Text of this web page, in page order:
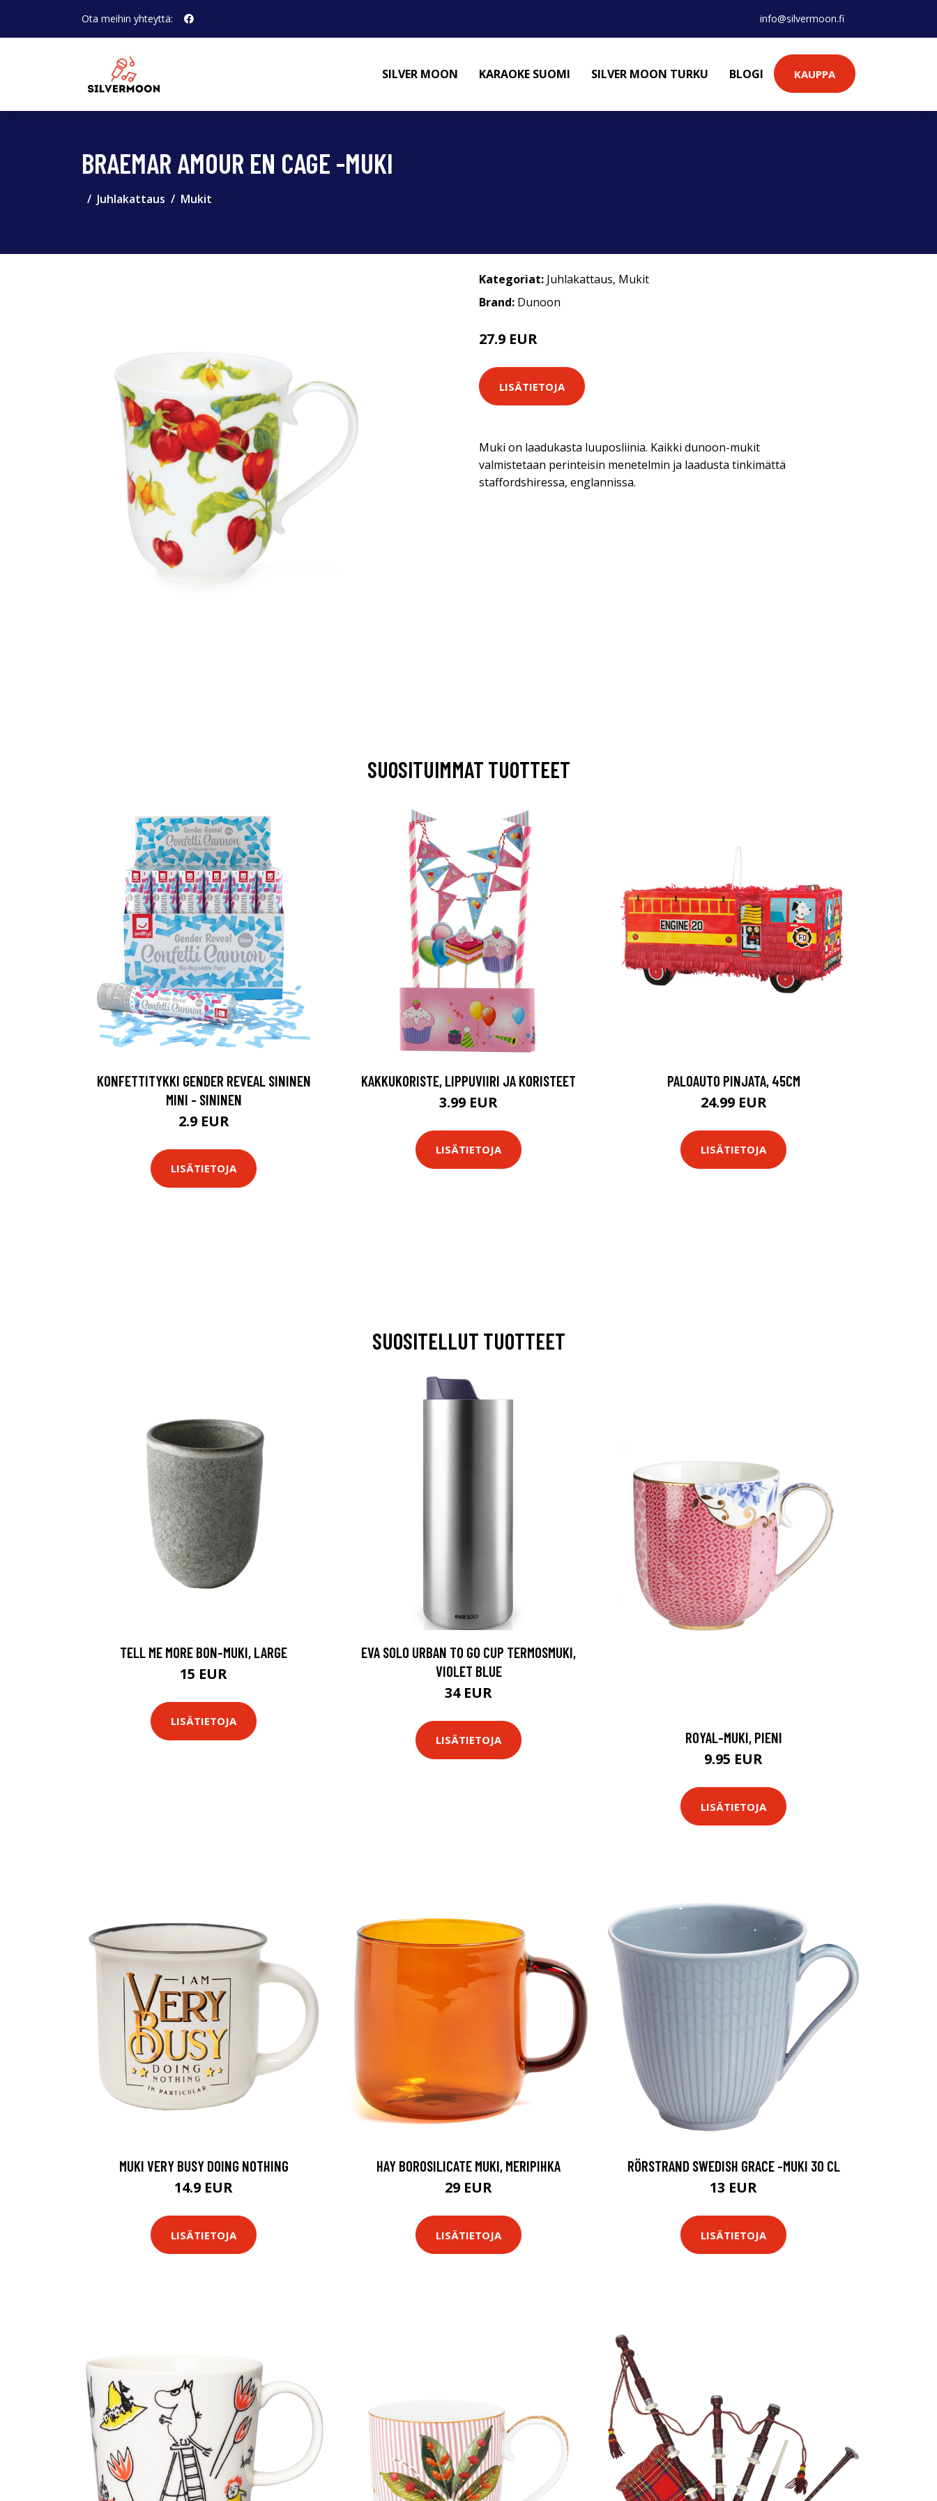
Ota meihin yhteyttä: info@silvermoon.fi
SILVER MOON KARAOKE SUOMI SILVER MOON TURKU BLOGI KAUPPA
BRAEMAR AMOUR EN CAGE -MUKI
Juhlakattaus Mukit
Kategoriat: Juhlakattaus, Mukit
Brand: Dunoon
27.9 EUR
LISÄTIETOJA
Muki on laadukasta luuposliinia. Kaikki dunoon-mukit
valmistetaan perinteisin menetelmin ja laadusta tinkimättä
staffordshiressa, englannissa.
SUOSITUIMMAT TUOTTEET
KONFETTITYKKI GENDER REVEAL SININEN
MINI - SININEN
2.9 EUR
LISÄTIETOJA
KAKKUKORISTE, LIPPUVIIRI JA KORISTEET
3.99 EUR
LISÄTIETOJA
PALOAUTO PINJATA, 45CM
24.99 EUR
LISÄTIETOJA
SUOSITELLUT TUOTTEET
TELL ME MORE BON-MUKI, LARGE
15 EUR
LISÄTIETOJA
EVA SOLO URBAN TO GO CUP TERMOSMUKI,
VIOLET BLUE
34 EUR
LISÄTIETOJA ROYAL-MUKI, PIENI
9.95 EUR
LISÄTIETOJA
MUKI VERY BUSY DOING NOTHING
14.9 EUR
LISÄTIETOJA
HAY BOROSILICATE MUKI, MERIPIHKA
29 EUR
LISÄTIETOJA
RÖRSTRAND SWEDISH GRACE -MUKI 30 CL
13 EUR
LISÄTIETOJA